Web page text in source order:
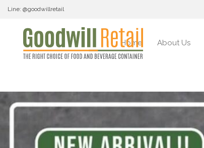
Line: @goodwillretail
Home About Us